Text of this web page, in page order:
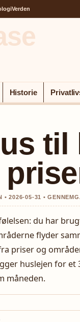
Verden
Historie
til
• 2026-05-31 •
du har
flyder
priser og
huslejen for et
måneden.